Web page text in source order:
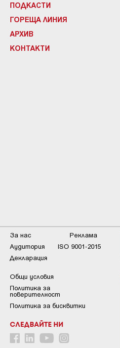
ПОДКАСТИ
ГОРЕЩА ЛИНИЯ
АРХИВ
КОНТАКТИ
За нас
Реклама
Аудитория
ISO 9001-2015
Декларация
Общи условия
Пoлитикa зa
пoвepитeлнocт
Политика за бисквитки
СЛЕДВАЙТЕ НИ